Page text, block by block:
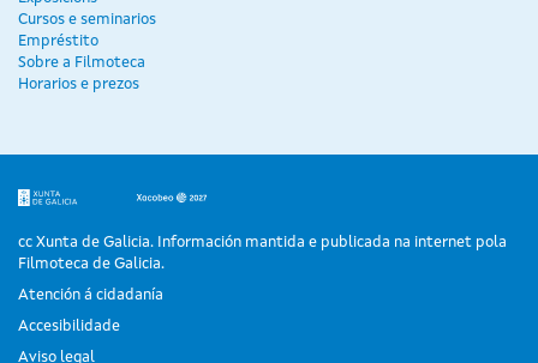
Cursos e seminarios
Empréstito
Sobre a Filmoteca
Horarios e prezos
cc Xunta de Galicia. Información mantida e publicada na internet pola
Filmoteca de Galicia.
Atención á cidadanía
Accesibilidade
Aviso legal